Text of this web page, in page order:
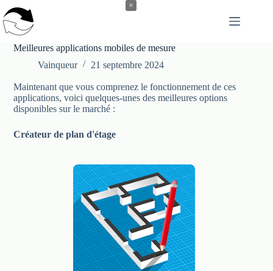
au
contenu
Meilleures applications mobiles de mesure
Vainqueur
21 septembre 2024
Maintenant que vous comprenez le fonctionnement de ces
applications, voici quelques-unes des meilleures options
disponibles sur le marché :
Créateur de plan d'étage
×